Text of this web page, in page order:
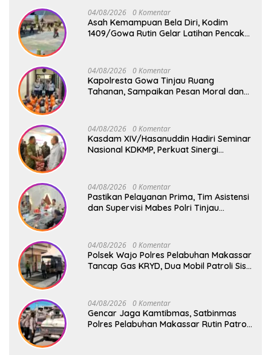
04/08/2026 0 Komentar
Asah Kemampuan Bela Diri, Kodim
1409/Gowa Rutin Gelar Latihan Pencak
04/08/2026 0 Komentar
Kapolresta Gowa Tinjau Ruang
Tahanan, Sampaikan Pesan Moral dan
04/08/2026 0 Komentar
Kasdam XIV/Hasanuddin Hadiri Seminar
Nasional KDKMP, Perkuat Sinergi
04/08/2026 0 Komentar
Pastikan Pelayanan Prima, Tim Asistensi
dan Supervisi Mabes Polri Tinjau
04/08/2026 0 Komentar
Polsek Wajo Polres Pelabuhan Makassar
Tancap Gas KRYD, Dua Mobil Patroli Sisir
04/08/2026 0 Komentar
Gencar Jaga Kamtibmas, Satbinmas
Polres Pelabuhan Makassar Rutin Patroli